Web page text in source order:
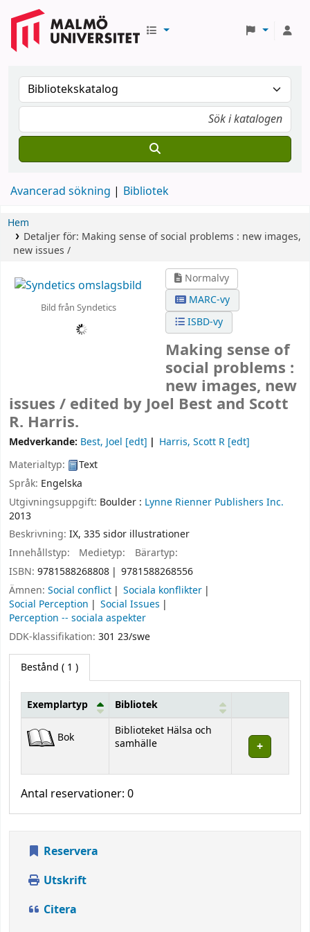
Avancerad sökning Bibliotek
Hem
Detaljer för: Making sense of social problems : new images,
new issues /
Bild från Syndetics
Normalvy
MARC-vy
ISBD-vy
Making sense of
social problems :
new images, new
issues / edited by Joel Best and Scott
R. Harris.
Medverkande: Best, Joel [edt] Harris, Scott R [edt]
Materialtyp:
Text
Språk: Engelska
Utgivningsuppgift: Boulder : Lynne Rienner Publishers Inc.
2013
Beskrivning: IX, 335 sidor illustrationer
Innehållstyp:
Medietyp:
Bärartyp:
ISBN: 9781588268808
9781588268556
Ämnen: Social conflict
Sociala konflikter
Social Perception
Social Issues
Perception -- sociala aspekter
DDK-klassifikation: 301 23/swe
Bestånd ( 1 )
Bestånd
Exemplartyp Bibliotek
Bok
Biblioteket Hälsa och
samhälle
Antal reservationer: 0
Reservera
Utskrift
Citera